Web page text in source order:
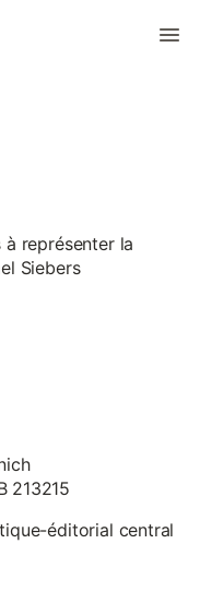
représenter la
Siebers
213215
éditorial central